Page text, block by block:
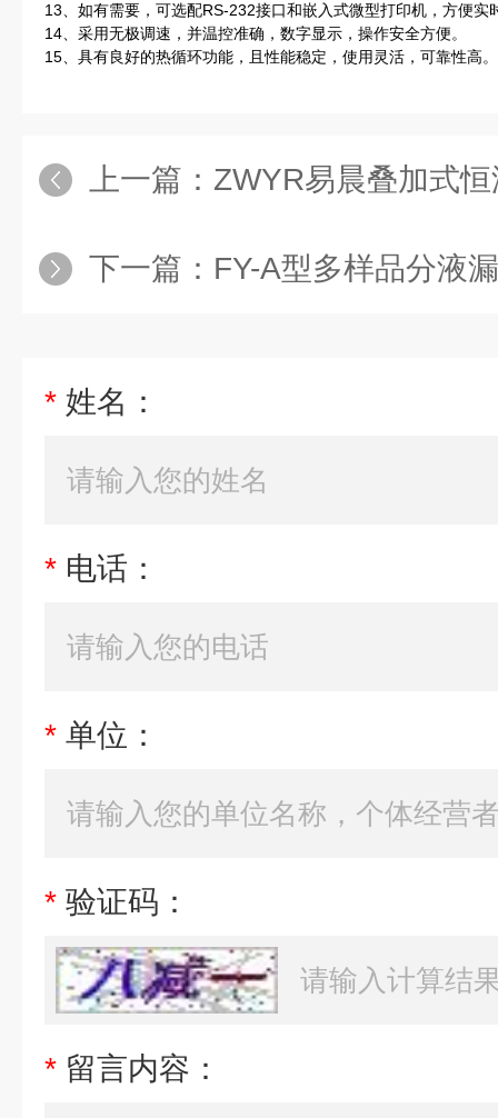
13、如有需要，可选配RS-232接口和嵌入式微型打印机，方便实
14、采用无极调速，并温控准确，数字显示，操作安全方便。
15、具有良好的热循环功能，且性能稳定，使用灵活，可靠性高。
上一篇： ZWYR易晨叠加式
下一篇： FY-A型多样品分液
* 姓名：
* 电话：
* 单位：
* 验证码：
* 留言内容：